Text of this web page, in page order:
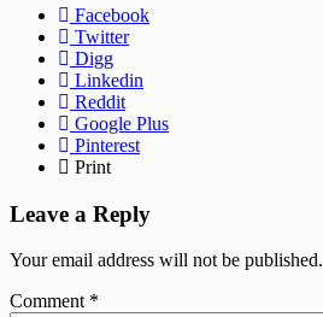
Facebook
Twitter
Digg
Linkedin
Reddit
Google Plus
Pinterest
Print
Leave a Reply
Your email address will not be published.
Comment *